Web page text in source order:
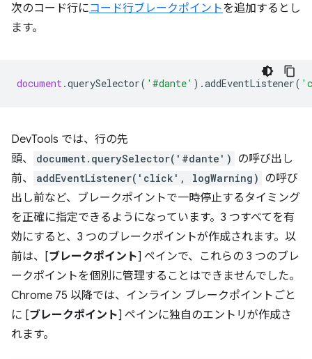
次のコード行にコード行ブレークポイントを追加するとし
ます。
document .querySelector( '#dante' ).addEventListener(
DevTools では、行の先
頭、
document.querySelector('#dante') の呼び出し
前、
addEventListener('click', logWarning) の呼び
出し前など、ブレークポイントで一時停止するタイミング
を正確に指定できるようになっています。3 つすべてを有
効にすると、3 つのブレークポイントが作成されます。以
前は、[ブレークポイント] ペインで、これらの 3 つのブレ
ークポイントを個別に管理することはできませんでした。
Chrome 75 以降では、インライン ブレークポイントごと
に [ブレークポイント] ペインに独自のエントリが作成さ
れます。